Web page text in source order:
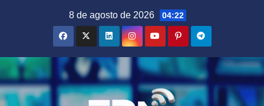
8 de agosto de 2026 04:22